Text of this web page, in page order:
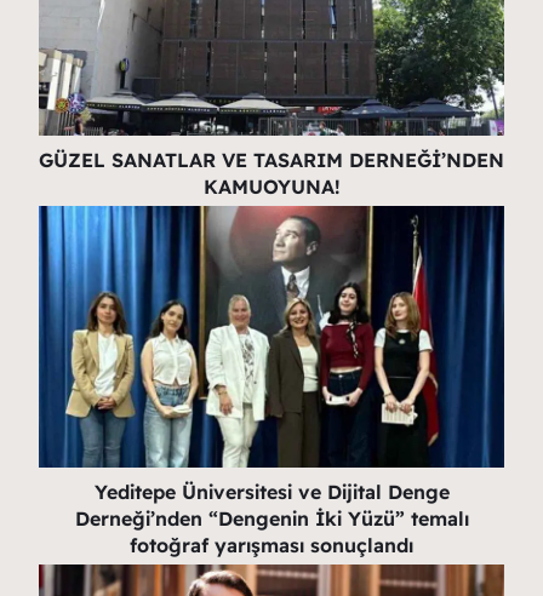
GÜZEL SANATLAR VE TASARIM DERNEĞİ’NDEN
KAMUOYUNA!
Yeditepe Üniversitesi ve Dijital Denge
Derneği’nden “Dengenin İki Yüzü” temalı
fotoğraf yarışması sonuçlandı